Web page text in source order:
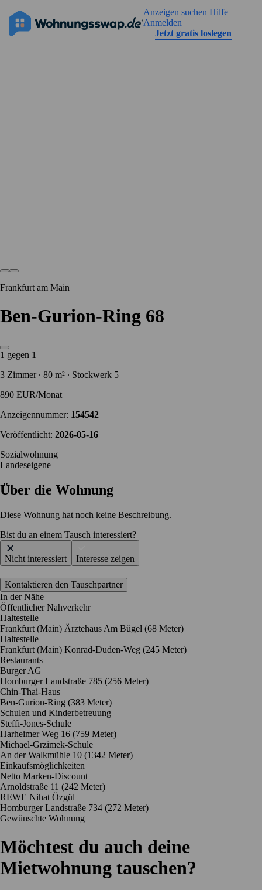
Anzeigen suchen Hilfe
Anmelden
Jetzt gratis loslegen
Die Anzeige hat noch keine Bilder
Straßenansicht
Frankfurt am Main
Ben-Gurion-Ring 68
1 gegen 1
3 Zimmer ∙ 80 m² ∙ Stockwerk 5
890 EUR/Monat
Anzeigennummer: 154542
Veröffentlicht: 2026-05-16
Sozialwohnung
Landeseigene
Über die Wohnung
Diese Wohnung hat noch keine Beschreibung.
Bist du an einem Tausch interessiert?
Nicht interessiert Interesse zeigen
Kontaktieren den Tauschpartner
In der Nähe
Öffentlicher Nahverkehr
Haltestelle
Frankfurt (Main) Ärztehaus Am Bügel (68 Meter)
Haltestelle
Frankfurt (Main) Konrad-Duden-Weg (245 Meter)
Restaurants
Burger AG
Homburger Landstraße 785 (256 Meter)
Chin-Thai-Haus
Ben-Gurion-Ring (383 Meter)
Schulen und Kinderbetreuung
Steffi-Jones-Schule
Harheimer Weg 16 (759 Meter)
Michael-Grzimek-Schule
An der Walkmühle 10 (1342 Meter)
Einkaufsmöglichkeiten
Netto Marken-Discount
Arnoldstraße 11 (242 Meter)
REWE Nihat Özgül
Homburger Landstraße 734 (272 Meter)
Gewünschte Wohnung
Möchtest du auch deine
Mietwohnung tauschen?